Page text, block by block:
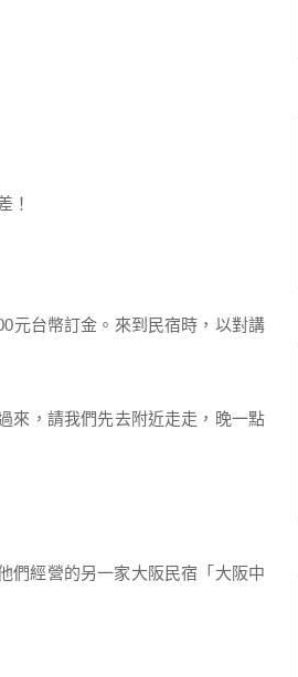
！
台幣訂金。來到民宿時，以對講
，請我們先去附近走走，晚一點
經營的另一家大阪民宿「大阪中